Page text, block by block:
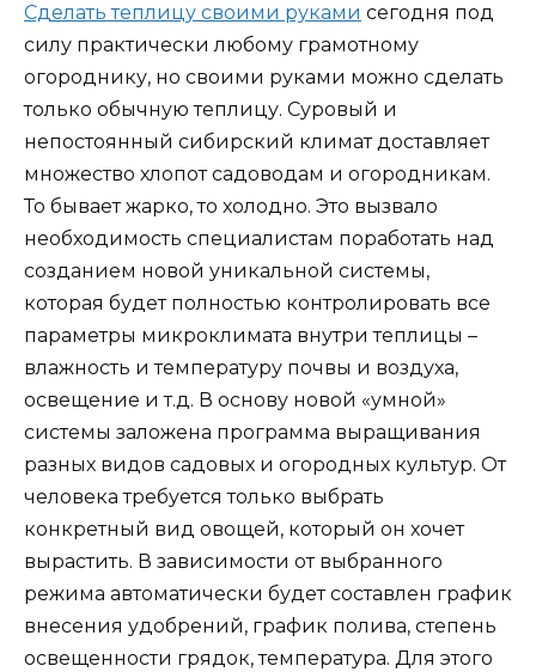
Сделать теплицу своими руками сегодня под
силу практически любому грамотному
огороднику, но своими руками можно сделать
только обычную теплицу. Суровый и
непостоянный сибирский климат доставляет
множество хлопот садоводам и огородникам.
То бывает жарко, то холодно. Это вызвало
необходимость специалистам поработать над
созданием новой уникальной системы,
которая будет полностью контролировать все
параметры микроклимата внутри теплицы –
влажность и температуру почвы и воздуха,
освещение и т.д. В основу новой «умной»
системы заложена программа выращивания
разных видов садовых и огородных культур. От
человека требуется только выбрать
конкретный вид овощей, который он хочет
вырастить. В зависимости от выбранного
режима автоматически будет составлен график
внесения удобрений, график полива, степень
освещенности грядок, температура. Для этого